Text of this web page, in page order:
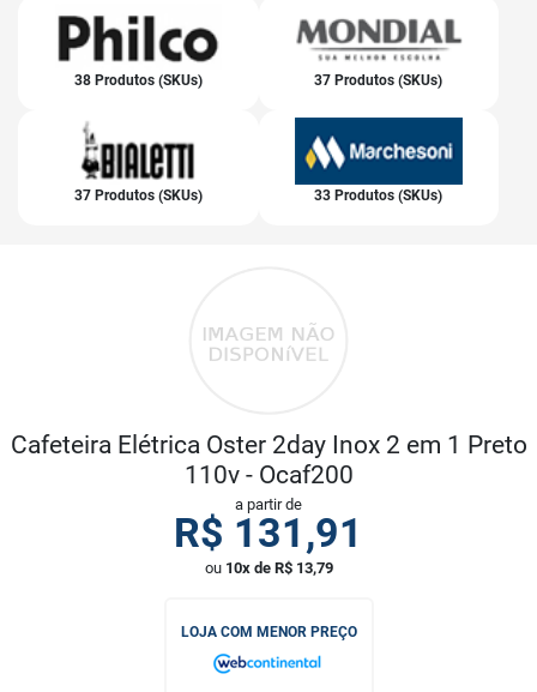
38 Produtos (SKUs) 37 Produtos (SKUs)
37 Produtos (SKUs) 33 Produtos (SKUs)
Cafeteira Elétrica Oster 2day Inox 2 em 1 Preto
110v - Ocaf200
a partir de
R$ 131,91
ou 10x de R$ 13,79
LOJA COM MENOR PREÇO